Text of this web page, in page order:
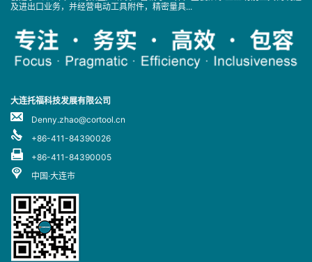
及进出口业务，并经营电动工具附件，精密量具...
大连托福科技发展有限公司
Denny.zhao@cortool.cn
+86-411-84390026
+86-411-84390005
中国·大连市